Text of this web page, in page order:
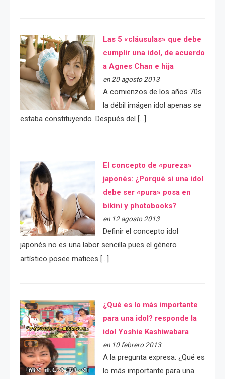
Las 5 «cláusulas» que debe
cumplir una idol, de acuerdo
a Agnes Chan e hija
en 20 agosto 2013
A comienzos de los años 70s
la débil imágen idol apenas se
estaba constituyendo. Después del […]
El concepto de «pureza»
japonés: ¿Porqué si una idol
debe ser «pura» posa en
bikini y photobooks?
en 12 agosto 2013
Definir el concepto idol
japonés no es una labor sencilla pues el género
artístico posee matices […]
¿Qué es lo más importante
para una idol? responde la
idol Yoshie Kashiwabara
en 10 febrero 2013
A la pregunta expresa: ¿Qué es
lo más importante para una